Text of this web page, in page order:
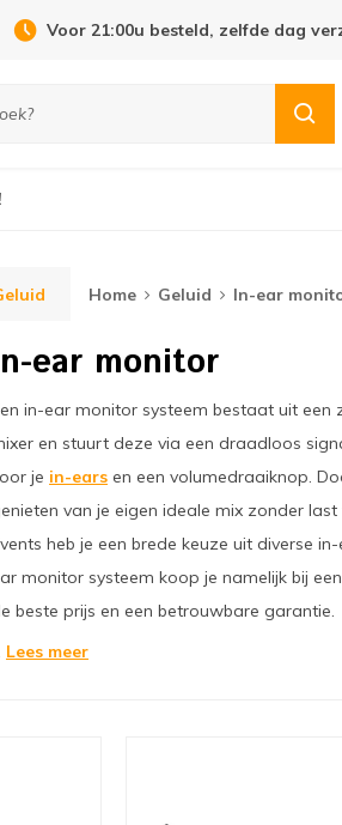
Voor 21:00u besteld, zelfde dag
Home Geluid In-ear
ear monitor
in-ear monitor systeem bestaat uit een
en stuurt deze via een draadloos
je in-ears en een volumedraaiknop.
van je eigen ideale mix zonder
heb je een brede keuze uit diverse
monitor systeem koop je namelijk bij
beste prijs en een betrouwbare garantie.
Lees meer